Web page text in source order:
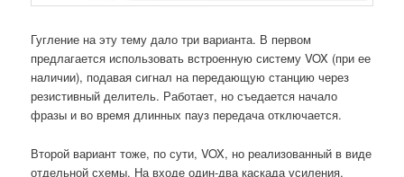
Гугление на эту тему дало три варианта. В первом
предлагается использовать встроенную систему VOX (при ее
наличии), подавая сигнал на передающую станцию через
резистивный делитель. Работает, но съедается начало
фразы и во время длинных пауз передача отключается.
Второй вариант тоже, по сути, VOX, но реализованный в виде
отдельной схемы. На входе один-два каскада усиления,